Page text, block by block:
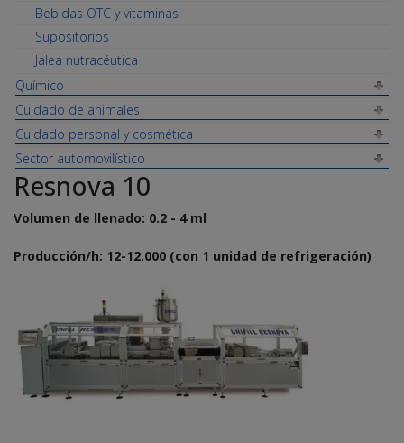
Bebidas OTC y vitaminas
Supositorios
Jalea nutracéutica
Químico
Cuidado de animales
Cuidado personal y cosmética
Sector automovilístico
Resnova 10
Volumen de llenado: 0.2 - 4 ml
Producción/h: 12-12.000 (con 1 unidad de refrigeración)